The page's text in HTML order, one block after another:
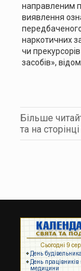
направленим
виявлення
наркотичних
чи
засобів»,
Більше
та на